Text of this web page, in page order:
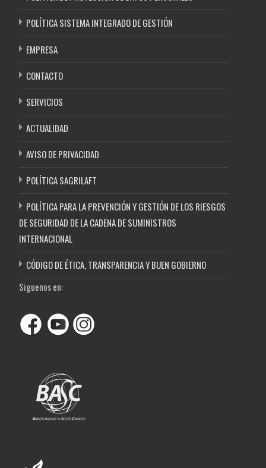
POLÍTICA SISTEMA INTEGRADO DE GESTIÓN
EMPRESA
CONTACTO
SERVICIOS
ACTUALIDAD
AVISO DE PRIVACIDAD
POLÍTICA SAGRILAFT
POLÍTICA PARA LA PREVENCIÓN Y GESTIÓN DE LOS RIESGOS
DE SEGURIDAD DE LA CADENA DE SUMINISTROS
INTERNACIONAL
CÓDIGO DE ÉTICA, TRANSPARENCIA Y BUEN GOBIERNO
Siguenos en: